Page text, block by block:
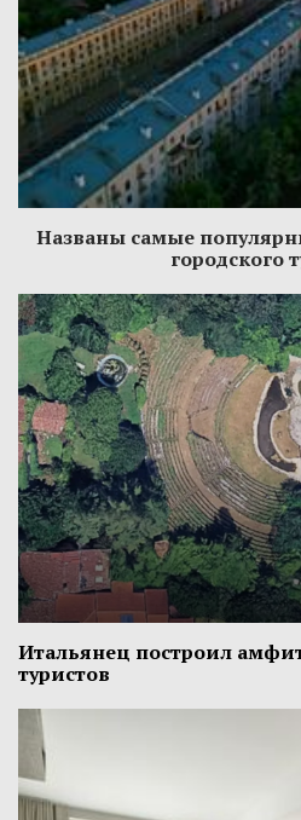
Названы самые
городского
Итальянец построил
туристов